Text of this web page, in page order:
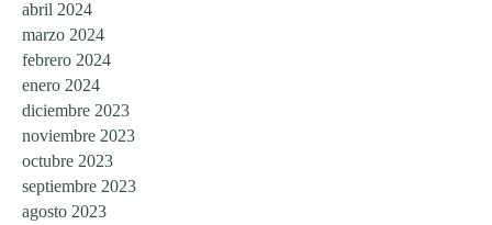
abril 2024
marzo 2024
febrero 2024
enero 2024
diciembre 2023
noviembre 2023
octubre 2023
septiembre 2023
agosto 2023